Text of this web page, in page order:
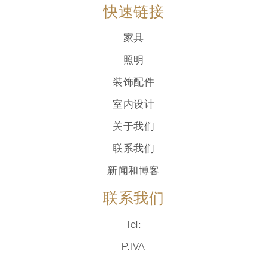
快速链接
家具
照明
装饰配件
室内设计
关于我们
联系我们
新闻和博客
联系我们
Tel:
P.IVA